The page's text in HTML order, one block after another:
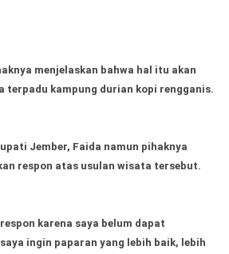
menjelaskan bahwa hal itu akan
terpadu kampung durian kopi rengganis.
Jember, Faida namun pihaknya
respon atas usulan wisata tersebut.
karena saya belum dapat
ingin paparan yang lebih baik, lebih